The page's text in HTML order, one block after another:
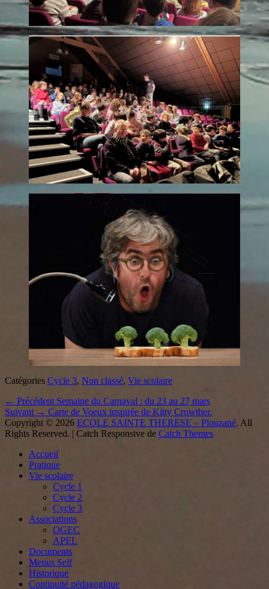
Catégories Cycle 3, Non classé, Vie scolaire
Navigation
de
l’article
← Précédent Article
précédent :
Semaine du Carnaval : du 23 au 27 mars
Suivant → Article
suivant :
Carte de Voeux inspirée de Kitty Crowther.
Copyright © 2026 ECOLE SAINTE THERESE – Plouzané. All
Rights Reserved. | Catch Responsive de Catch Themes
remonterAccueil
Pratique
Vie scolaire
Cycle 1
Cycle 2
Cycle 3
Associations
OGEC
APEL
Documents
Menus Self
Historique
Continuité pédagogique